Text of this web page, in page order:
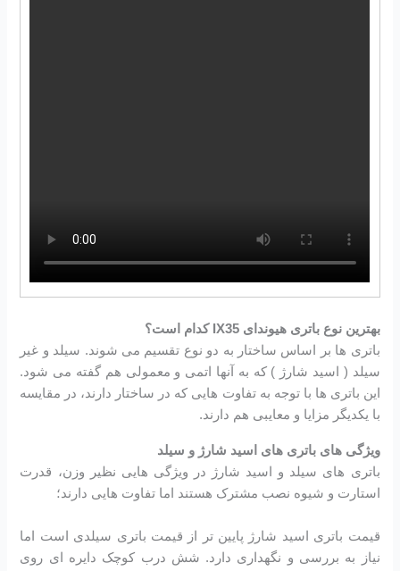
بهترین نوع باتری هیوندای IX35 کدام است؟
باتری ها بر اساس ساختار به دو نوع تقسیم می شوند. سیلد و غیر
سیلد ( اسید شارژ ) که به آنها اتمی و معمولی هم گفته می شود.
این باتری ها با توجه به تفاوت هایی که در ساختار دارند، در مقایسه
با یکدیگر مزایا و معایبی هم دارند.
ویژگی های باتری های اسید شارژ و سیلد
باتری های سیلد و اسید شارژ در ویژگی هایی نظیر وزن، قدرت
استارت و شیوه نصب مشترک هستند اما تفاوت هایی دارند؛
قیمت باتری اسید شارژ پایین تر از قیمت باتری سیلدی است اما
نیاز به بررسی و نگهداری دارد. شش درب کوچک دایره ای روی